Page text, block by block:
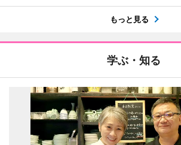
もっと見る
学ぶ・知る